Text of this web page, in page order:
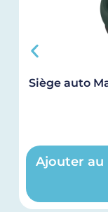
Siège auto
Ajouter au